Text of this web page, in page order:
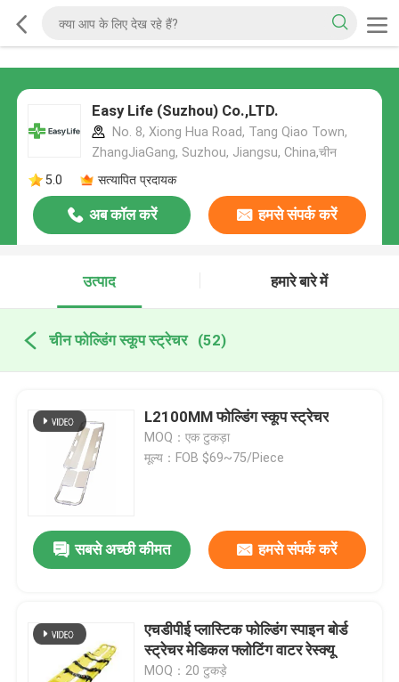
Easy Life (Suzhou) Co.,LTD.
No. 8, Xiong Hua Road, Tang Qiao Town,
ZhangJiaGang, Suzhou, Jiangsu, China,चीन
5.0
सत्यापित प्रदायक
अब कॉल करें हमसे संपर्क करें
उत्पाद हमारे बारे में
चीन फोल्डिंग स्कूप स्ट्रेचर (52)
L2100MM फोल्डिंग स्कूप स्ट्रेचर
MOQ：एक टुकड़ा
मूल्य：FOB $69~75/Piece
सबसे अच्छी कीमत हमसे संपर्क करें
एचडीपीई प्लास्टिक फोल्डिंग स्पाइन बोर्ड
स्ट्रेचर मेडिकल फ्लोटिंग वाटर रेस्क्यू
MOQ：20 टुकड़े